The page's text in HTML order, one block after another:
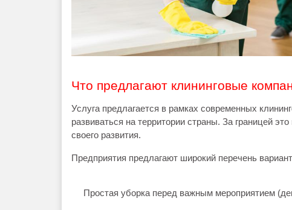
Что предлагают клининговые
Услуга предлагается в рамках современных
развиваться на территории страны. За границей
своего развития.
Предприятия предлагают широкий перечень
Простая уборка перед важным мероприятием